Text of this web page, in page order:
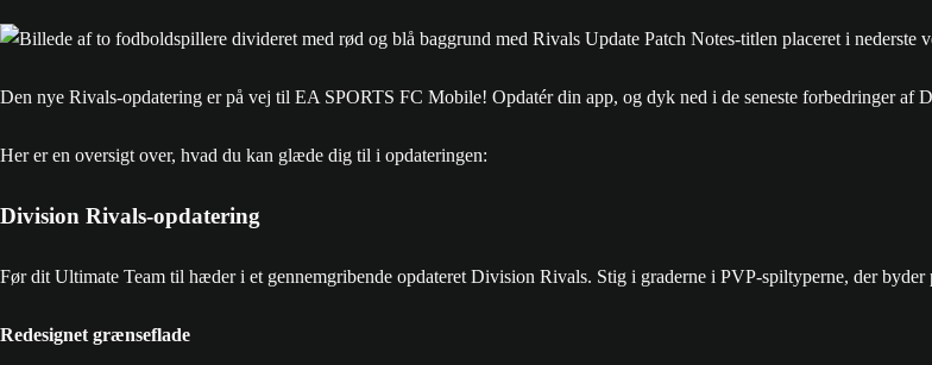
Den nye Rivals-opdatering er på vej til EA SPORTS FC Mobile! Opdatér din app, og dyk ned i de seneste forbedringer af
Her er en oversigt over, hvad du kan glæde dig til i opdateringen:
Division Rivals-opdatering
Før dit Ultimate Team til hæder i et gennemgribende opdateret Division Rivals. Stig i graderne i PVP-spiltyperne, der byder
Redesignet grænseflade